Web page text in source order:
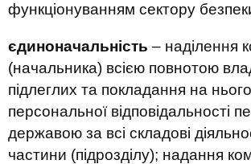
функціонуванням сектору
єдиноначальність – наділення
(начальника) всією повнотою
підлеглих та покладання на нього
персональної відповідальності
державою за всі складові
частини (підрозділу); надання